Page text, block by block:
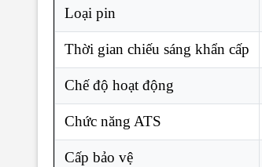
Loại pin
Thời gian chiếu sáng khẩn cấp
Chế độ hoạt động
Chức năng ATS
Cấp bảo vệ